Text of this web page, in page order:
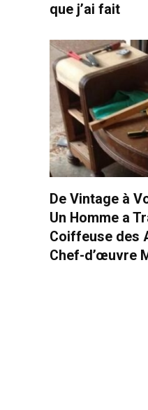
que j’ai fait
De Vintage à
Un Homme a
Coiffeuse des
Chef-d’œuvre